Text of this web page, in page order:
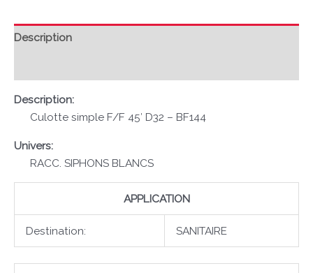
Description
Description:
Culotte simple F/F 45′ D32 – BF144
Univers:
RACC. SIPHONS BLANCS
APPLICATION
Destination: SANITAIRE